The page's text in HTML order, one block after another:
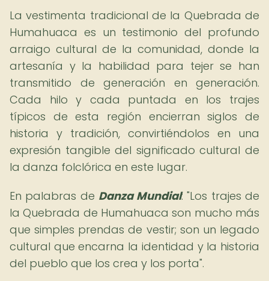
La vestimenta tradicional de la Quebrada de
Humahuaca es un testimonio del profundo
arraigo cultural de la comunidad, donde la
artesanía y la habilidad para tejer se han
transmitido de generación en generación.
Cada hilo y cada puntada en los trajes
típicos de esta región encierran siglos de
historia y tradición, convirtiéndolos en una
expresión tangible del significado cultural de
la danza folclórica en este lugar.
En palabras de Danza Mundial: "Los trajes de
la Quebrada de Humahuaca son mucho más
que simples prendas de vestir; son un legado
cultural que encarna la identidad y la historia
del pueblo que los crea y los porta".